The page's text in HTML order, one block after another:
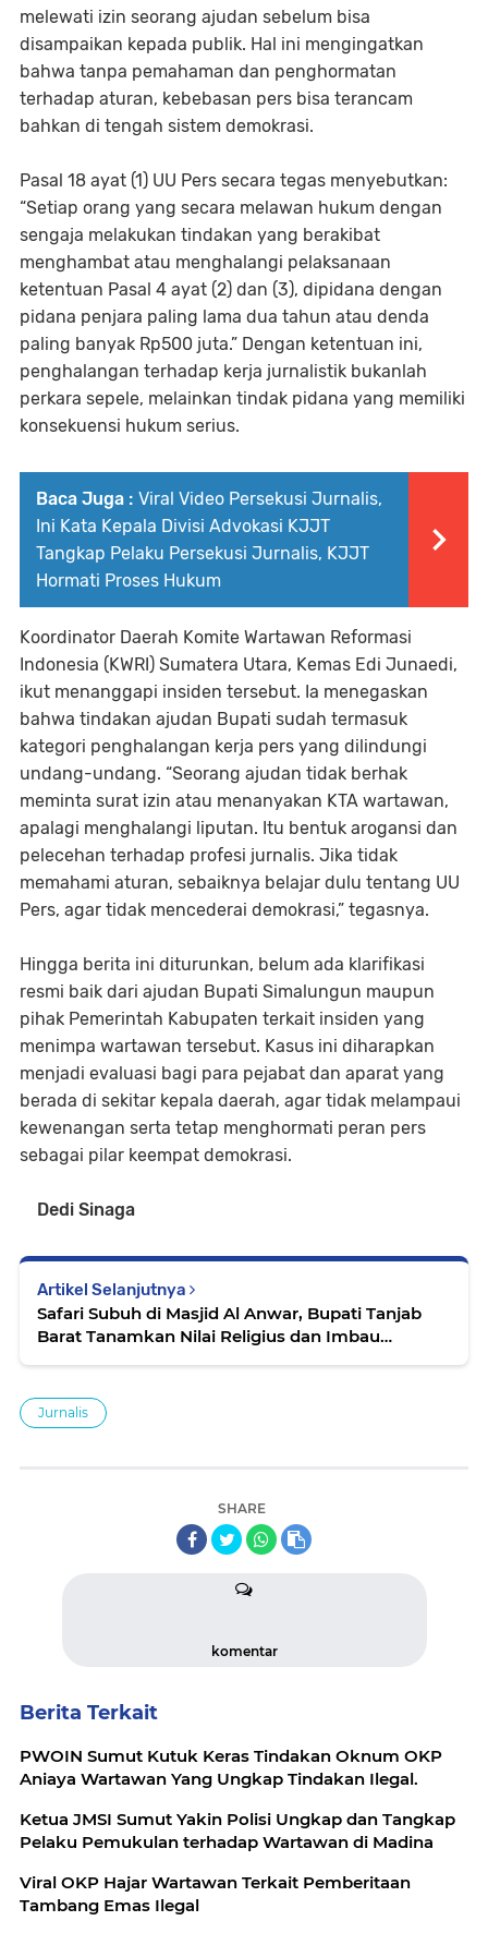
melewati izin seorang ajudan sebelum bisa
disampaikan kepada publik. Hal ini mengingatkan
bahwa tanpa pemahaman dan penghormatan
terhadap aturan, kebebasan pers bisa terancam
bahkan di tengah sistem demokrasi.
Pasal 18 ayat (1) UU Pers secara tegas menyebutkan:
“Setiap orang yang secara melawan hukum dengan
sengaja melakukan tindakan yang berakibat
menghambat atau menghalangi pelaksanaan
ketentuan Pasal 4 ayat (2) dan (3), dipidana dengan
pidana penjara paling lama dua tahun atau denda
paling banyak Rp500 juta.” Dengan ketentuan ini,
penghalangan terhadap kerja jurnalistik bukanlah
perkara sepele, melainkan tindak pidana yang memiliki
konsekuensi hukum serius.
Baca Juga : Viral Video Persekusi Jurnalis,
Ini Kata Kepala Divisi Advokasi KJJT
Tangkap Pelaku Persekusi Jurnalis, KJJT
Hormati Proses Hukum
Koordinator Daerah Komite Wartawan Reformasi
Indonesia (KWRI) Sumatera Utara, Kemas Edi Junaedi,
ikut menanggapi insiden tersebut. Ia menegaskan
bahwa tindakan ajudan Bupati sudah termasuk
kategori penghalangan kerja pers yang dilindungi
undang-undang. “Seorang ajudan tidak berhak
meminta surat izin atau menanyakan KTA wartawan,
apalagi menghalangi liputan. Itu bentuk arogansi dan
pelecehan terhadap profesi jurnalis. Jika tidak
memahami aturan, sebaiknya belajar dulu tentang UU
Pers, agar tidak mencederai demokrasi,” tegasnya.
Hingga berita ini diturunkan, belum ada klarifikasi
resmi baik dari ajudan Bupati Simalungun maupun
pihak Pemerintah Kabupaten terkait insiden yang
menimpa wartawan tersebut. Kasus ini diharapkan
menjadi evaluasi bagi para pejabat dan aparat yang
berada di sekitar kepala daerah, agar tidak melampaui
kewenangan serta tetap menghormati peran pers
sebagai pilar keempat demokrasi.
Dedi Sinaga
Artikel Selanjutnya
Safari Subuh di Masjid Al Anwar, Bupati Tanjab
Barat Tanamkan Nilai Religius dan Imbau
Jurnalis
SHARE
komentar
Berita Terkait
PWOIN Sumut Kutuk Keras Tindakan Oknum OKP
Aniaya Wartawan Yang Ungkap Tindakan Ilegal.
Ketua JMSI Sumut Yakin Polisi Ungkap dan Tangkap
Pelaku Pemukulan terhadap Wartawan di Madina
Viral OKP Hajar Wartawan Terkait Pemberitaan
Tambang Emas Ilegal